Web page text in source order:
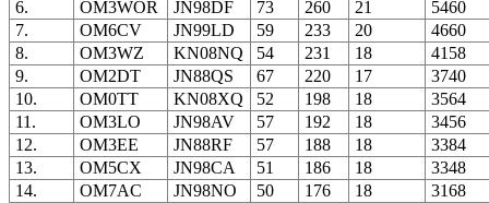
6.
OM3WOR JN98DF 73 260 21
5460
7.
OM6CV JN99LD 59 233 20
4660
8.
OM3WZ KN08NQ 54 231 18
4158
9.
OM2DT JN88QS 67 220 17
3740
10.
OM0TT KN08XQ 52 198 18
3564
11.
OM3LO JN98AV 57 192 18
3456
12.
OM3EE JN88RF 57 188 18
3384
13.
OM5CX JN98CA 51 186 18
3348
14.
OM7AC JN98NO 50 176 18
3168